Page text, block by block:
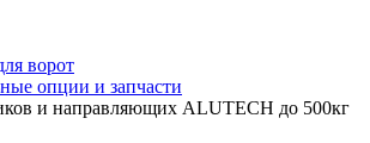
ворот
опции и запчасти
и направляющих ALUTECH до 500кг